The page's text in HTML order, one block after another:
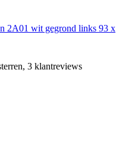
2A01 wit gegrond links 93 x
3 klantreviews